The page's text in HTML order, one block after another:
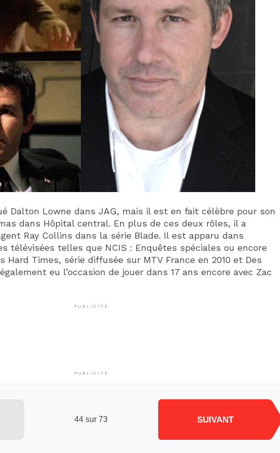
Dalton Lowne dans JAG, mais il est en fait célèbre pour son
dans Hôpital central. En plus de ces deux rôles, il a
Ray Collins dans la série Blade. Il est apparu dans
télévisées telles que NCIS : Enquêtes spéciales ou encore
Hard Times, série diffusée sur MTV France en 2010 et Des
eu l’occasion de jouer dans 17 ans encore avec Zac
PUBLICITÉ
PUBLICITÉ
44 sur 73 SUIVANT